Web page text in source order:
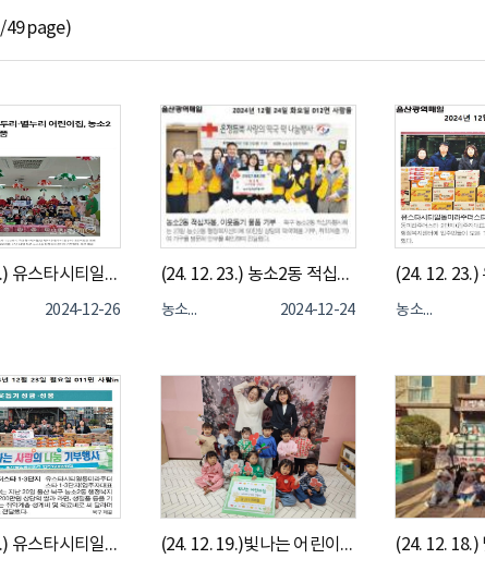
/49 page)
(24. 12. 24.) 유스타시티일동미라주더스타 국공립 별하나, 별두리, 별누리어린이집 - 농소2동 이웃돕기 물품 기부
2024-12-26
(24. 12. 23.) 농소2동 적십자 봉사회 "떡국떡" 전달
농소2동 2024-12-24 농소2동
(24. 12. 20.) 유스타시티일동미라주더스타 1, 3단지 이웃돕기 성품, 성금 기부 (24. 12. 19.)빛나는 어린이집, 바자회 수익금 20여 만원 이웃돕기 성금 기부